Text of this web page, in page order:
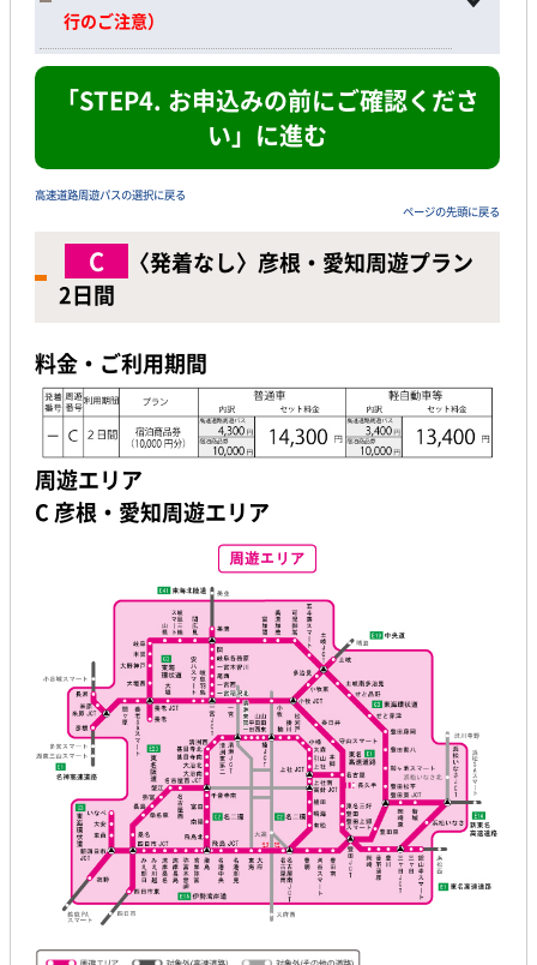
行のご注意）
「STEP4. お申込みの前にご確認くださ
い」に進む
高速道路周遊パスの選択に戻る
ページの先頭に戻る
C 〈発着なし〉 彦根・愛知周遊プラン
2日間
料金・ご利用期間
周遊エリア
C 彦根・愛知周遊エリア